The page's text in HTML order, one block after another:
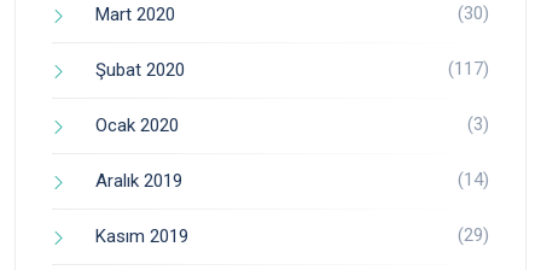
Mart 2020 (30)
Şubat 2020 (117)
Ocak 2020 (3)
Aralık 2019 (14)
Kasım 2019 (29)